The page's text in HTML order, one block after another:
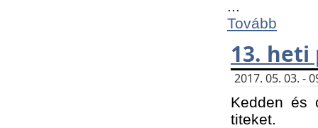
Tovább
13.
2017. 05. 03. -
Kedden és
titeket.